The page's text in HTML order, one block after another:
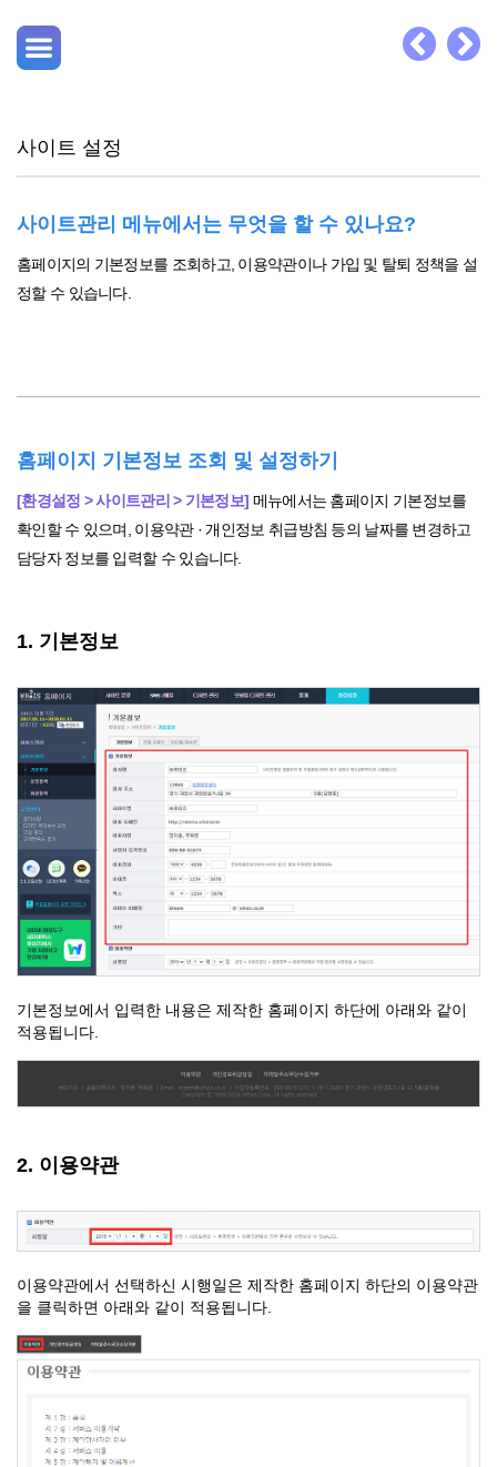
사이트 설정
사이트관리 메뉴에서는 무엇을 할 수 있나요?
홈페이지의 기본정보를 조회하고, 이용약관이나 가입 및 탈퇴 정책을 설
정할 수 있습니다.
홈페이지 기본정보 조회 및 설정하기
[환경설정 > 사이트관리 > 기본정보] 메뉴에서는 홈페이지 기본정보를
확인할 수 있으며, 이용약관 · 개인정보 취급방침 등의 날짜를 변경하고
담당자 정보를 입력할 수 있습니다.
1. 기본정보
기본정보에서 입력한 내용은 제작한 홈페이지 하단에 아래와 같이
적용됩니다.
2. 이용약관
이용약관에서 선택하신 시행일은 제작한 홈페이지 하단의 이용약관
을 클릭하면 아래와 같이 적용됩니다.